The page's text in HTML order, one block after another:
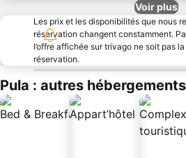
Voir plus
Les prix et les disponibilités que nous
réservation changent constamment.
l’offre affichée sur trivago ne soit pas
réservation.
Pula : autres hébergements